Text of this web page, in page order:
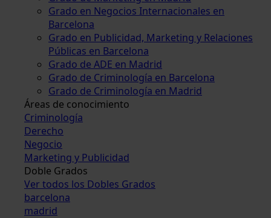
Grado en Negocios Internacionales en
Barcelona
Grado en Publicidad, Marketing y Relaciones
Públicas en Barcelona
Grado de ADE en Madrid
Grado de Criminología en Barcelona
Grado de Criminología en Madrid
Áreas de conocimiento
Criminología
Derecho
Negocio
Marketing y Publicidad
Doble Grados
Ver todos los Dobles Grados
barcelona
madrid